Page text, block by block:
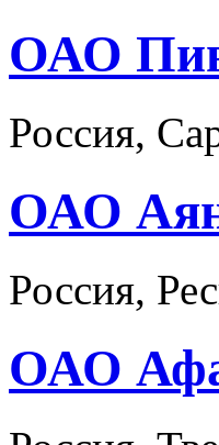
ОАО
Россия,
ОАО
Россия,
ОАО